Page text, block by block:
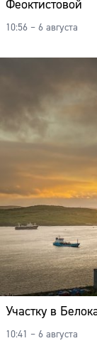
Феоктистовой
10:56 – 6 августа
Участку в
10:41 – 6 августа